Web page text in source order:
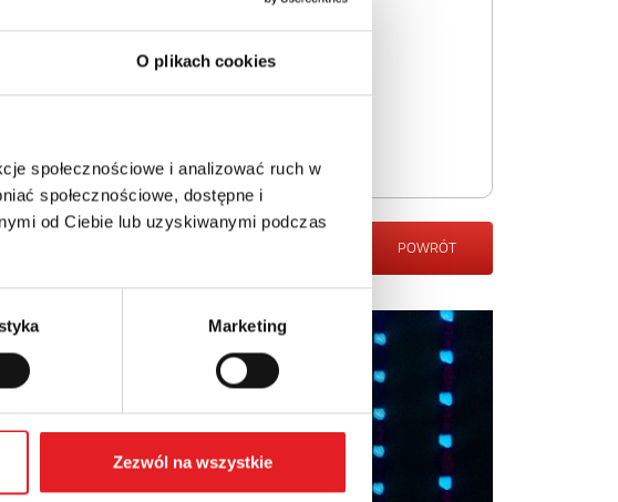
O plikach cookies
społecznościowe i analizować ruch w
społecznościowe, dostępne i
od Ciebie lub uzyskiwanymi podczas
Marketing
Zezwól na wszystkie
POWRÓT